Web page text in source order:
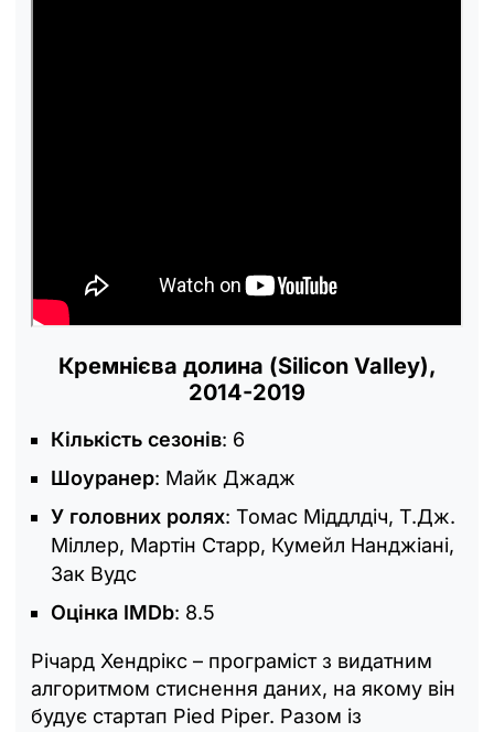
Кремнієва долина (Silicon Valley),
2014-2019
Кількість сезонів: 6
Шоуранер: Майк Джадж
У головних ролях: Томас Міддлдіч, Т.Дж.
Міллер, Мартін Старр, Кумейл Нанджіані,
Зак Вудс
Оцінка IMDb: 8.5
Річард Хендрікс – програміст з видатним
алгоритмом стиснення даних, на якому він
будує стартап Pied Piper. Разом із